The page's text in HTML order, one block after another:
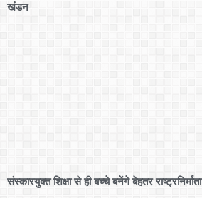
खंडन
संस्कारयुक्त शिक्षा से ही बच्चे बनेंगे बेहतर राष्ट्रनिर्माता